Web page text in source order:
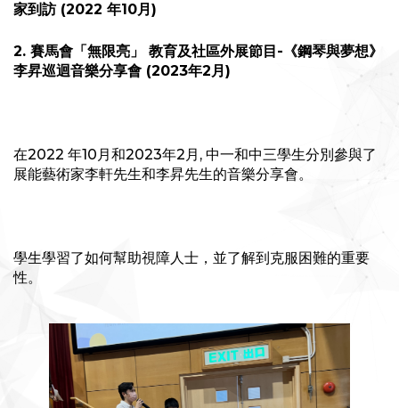
家到訪 (2022 年10月)
2. 賽馬會「無限亮」 教育及社區外展節目-《鋼琴與夢想》
李昇巡迴音樂分享會 (2023年2月)
在2022 年10月和2023年2月, 中一和中三學生分別參與了
展能藝術家李軒先生和李昇先生的音樂分享會。
學生學習了如何幫助視障人士，並了解到克服困難的重要
性。